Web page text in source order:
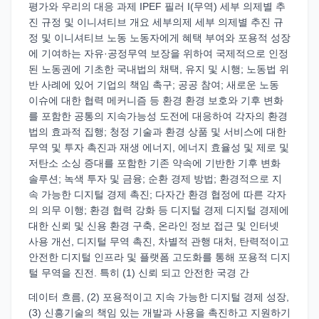
평가와 우리의 대응 과제 IPEF 필러 I(무역) 세부 의제별 추
진 규정 및 이니셔티브 개요 세부의제 세부 의제별 추진 규
정 및 이니셔티브 노동 노동자에게 혜택 부여와 포용적 성장
에 기여하는 자유·공정무역 보장을 위하여 국제적으로 인정
된 노동권에 기초한 국내법의 채택, 유지 및 시행; 노동법 위
반 사례에 있어 기업의 책임 촉구; 공공 참여; 새로운 노동
이슈에 대한 협력 메커니즘 등 환경 환경 보호와 기후 변화
를 포함한 공통의 지속가능성 도전에 대응하여 각자의 환경
법의 효과적 집행; 청정 기술과 환경 상품 및 서비스에 대한
무역 및 투자 촉진과 재생 에너지, 에너지 효율성 및 제로 및
저탄소 소싱 증대를 포함한 기존 약속에 기반한 기후 변화
솔루션; 녹색 투자 및 금융; 순환 경제 방법; 환경적으로 지
속 가능한 디지털 경제 촉진; 다자간 환경 협정에 따른 각자
의 의무 이행; 환경 협력 강화 등 디지털 경제 디지털 경제에
대한 신뢰 및 신용 환경 구축, 온라인 정보 접근 및 인터넷
사용 개선, 디지털 무역 촉진, 차별적 관행 대처, 탄력적이고
안전한 디지털 인프라 및 플랫폼 고도화를 통해 포용적 디지
털 무역을 진전. 특히 (1) 신뢰 되고 안전한 국경 간
데이터 흐름, (2) 포용적이고 지속 가능한 디지털 경제 성장,
(3) 신흥기술의 책임 있는 개발과 사용을 촉진하고 지원하기